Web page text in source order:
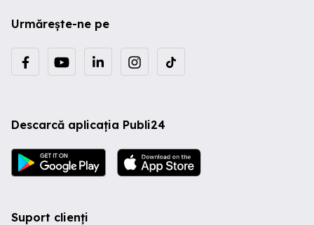
Urmărește-ne pe
Descarcă aplicația Publi24
Suport clienți